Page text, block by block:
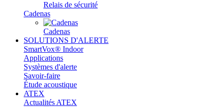
Relais de sécurité
Cadenas
Cadenas
SOLUTIONS D'ALERTE
SmartVox® Indoor
Applications
Systèmes d'alerte
Savoir-faire
Étude acoustique
ATEX
Actualités ATEX